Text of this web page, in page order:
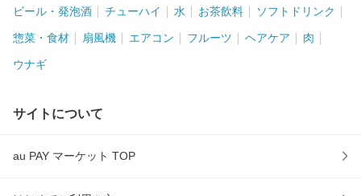
ビール・発泡酒 チューハイ 水 お茶飲料 ソフトドリンク
惣菜・食材 扇風機 エアコン フルーツ ヘアケア 肉
ウナギ
サイトについて
au PAY マーケット TOP